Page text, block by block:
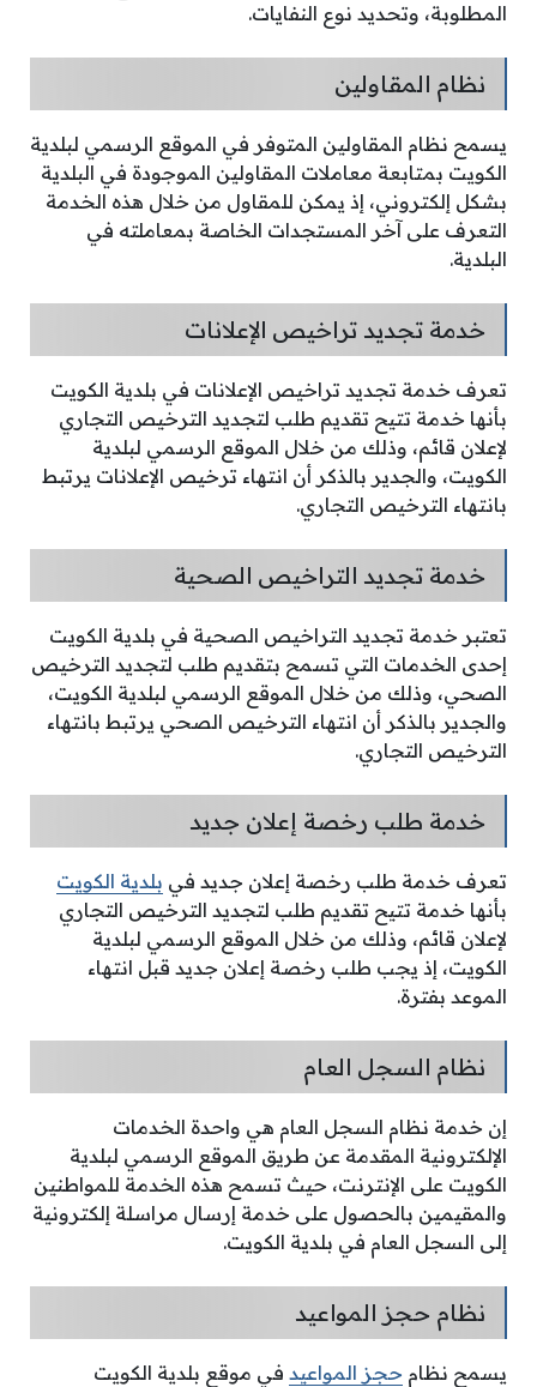
المطلوبة، وتحديد نوع النفايات.
نظام المقاولين
يسمح نظام المقاولين المتوفر في الموقع الرسمي لبلدية
الكويت بمتابعة معاملات المقاولين الموجودة في البلدية
بشكل إلكتروني، إذ يمكن للمقاول من خلال هذه الخدمة
التعرف على آخر المستجدات الخاصة بمعاملته في
البلدية.
خدمة تجديد تراخيص الإعلانات
تعرف خدمة تجديد تراخيص الإعلانات في بلدية الكويت
بأنها خدمة تتيح تقديم طلب لتجديد الترخيص التجاري
لإعلان قائم، وذلك من خلال الموقع الرسمي لبلدية
الكويت، والجدير بالذكر أن انتهاء ترخيص الإعلانات يرتبط
بانتهاء الترخيص التجاري.
خدمة تجديد التراخيص الصحية
تعتبر خدمة تجديد التراخيص الصحية في بلدية الكويت
إحدى الخدمات التي تسمح بتقديم طلب لتجديد الترخيص
الصحي، وذلك من خلال الموقع الرسمي لبلدية الكويت،
والجدير بالذكر أن انتهاء الترخيص الصحي يرتبط بانتهاء
الترخيص التجاري.
خدمة طلب رخصة إعلان جديد
تعرف خدمة طلب رخصة إعلان جديد في بلدية الكويت
بأنها خدمة تتيح تقديم طلب لتجديد الترخيص التجاري
لإعلان قائم، وذلك من خلال الموقع الرسمي لبلدية
الكويت، إذ يجب طلب رخصة إعلان جديد قبل انتهاء
الموعد بفترة.
نظام السجل العام
إن خدمة نظام السجل العام هي واحدة الخدمات
الإلكترونية المقدمة عن طريق الموقع الرسمي لبلدية
الكويت على الإنترنت، حيث تسمح هذه الخدمة للمواطنين
والمقيمين بالحصول على خدمة إرسال مراسلة إلكترونية
إلى السجل العام في بلدية الكويت.
نظام حجز المواعيد
يسمح نظام حجز المواعيد في موقع بلدية الكويت